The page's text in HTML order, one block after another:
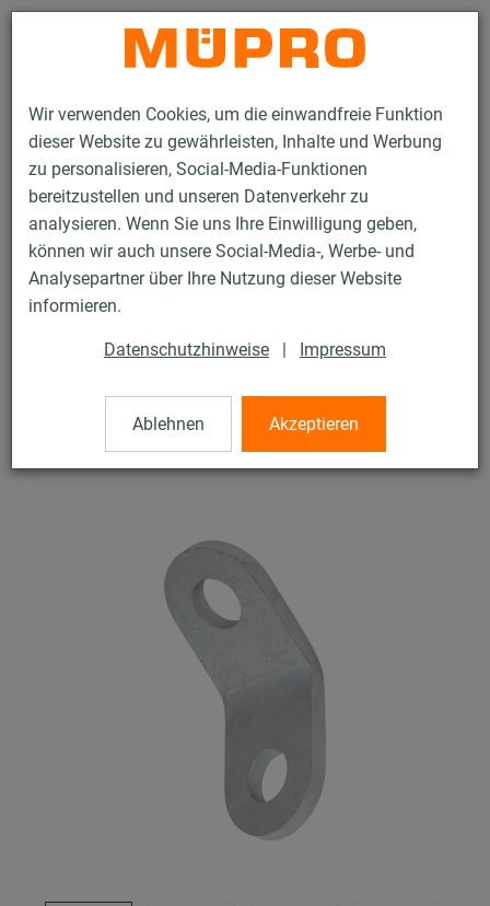
Wir verwenden Cookies, um die einwandfreie Funktion
dieser Website zu gewährleisten, Inhalte und Werbung
zu personalisieren, Social-Media-Funktionen
bereitzustellen und unseren Datenverkehr zu
analysieren. Wenn Sie uns Ihre Einwilligung geben,
können wir auch unsere Social-Media-, Werbe- und
Analysepartner über Ihre Nutzung dieser Website
informieren.
Datenschutzhinweise | Impressum
Ablehnen Akzeptieren
Kontakt
Produkte Befestigungstechnik Montageteile Abspannwinkel
2 / 76
Abspannwinkel